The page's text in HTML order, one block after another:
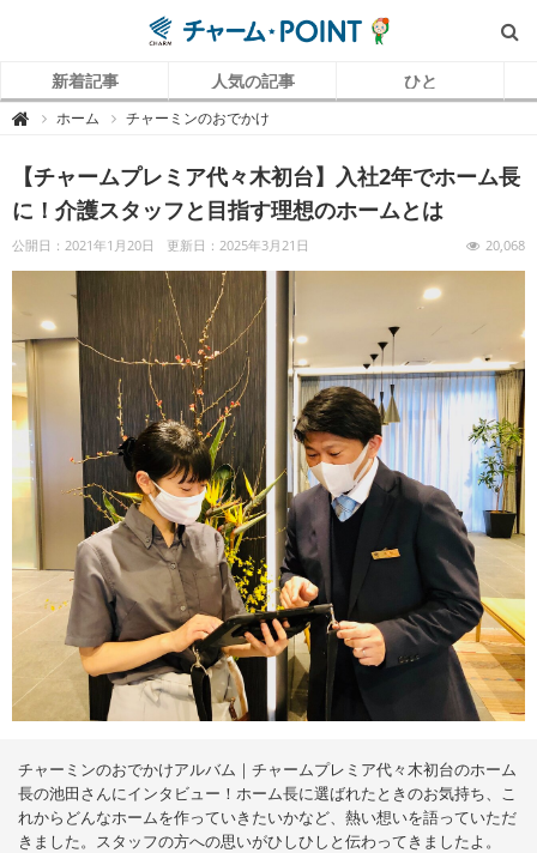
新着記事 人気の記事 ひと
 チ
P
O
I
N
（
ャ
ポ
イ
ン
ト
）
介
護
で
働
く
リ
ア
ル
伝
え
る
情
メ
デ
ィ
ホーム チャーミンのおでかけ
【チャームプレミア代々木初台】入社2年でホーム長
に！介護スタッフと目指す理想のホームとは
公開日：2021年1月20日 更新日：2025年3月21日 20,068
チャーミンのおでかけアルバム｜チャームプレミア代々木初台のホーム
長の池田さんにインタビュー！ホーム長に選ばれたときのお気持ち、こ
れからどんなホームを作っていきたいかなど、熱い想いを語っていただ
きました。スタッフの方への思いがひしひしと伝わってきましたよ。